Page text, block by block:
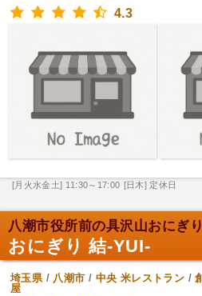
4.3
[月火水金土] 11:30～17:00 [日木] 定休日
八潮市役所前の具沢山おにぎり
おにぎり 結-YUI-
埼玉県/ 八潮市 / 中央 米レストラン /
屋